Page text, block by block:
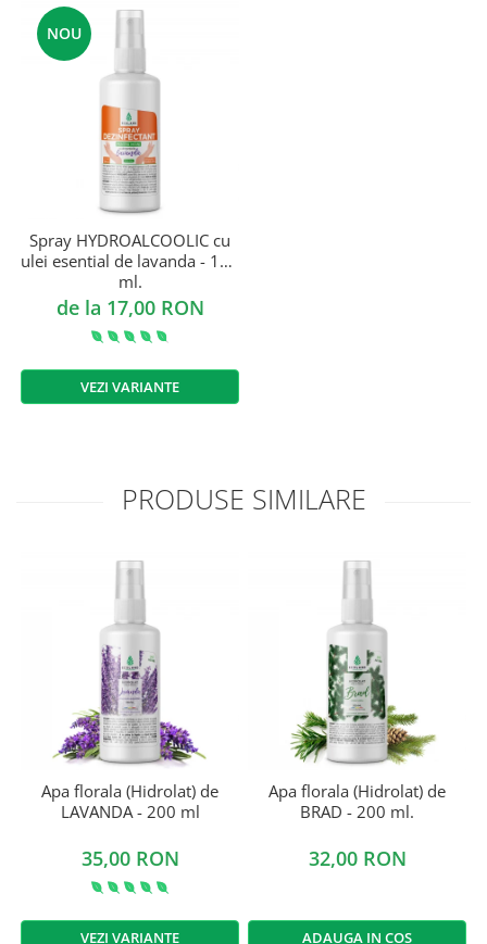
NOU
Spray HYDROALCOOLIC cu
ulei esential de lavanda - 100
ml.
de la 17,00 RON
VEZI VARIANTE
PRODUSE SIMILARE
Apa florala (Hidrolat) de
LAVANDA - 200 ml
35,00 RON
VEZI VARIANTE
Apa florala (Hidrolat) de
BRAD - 200 ml.
32,00 RON
ADAUGA IN COS